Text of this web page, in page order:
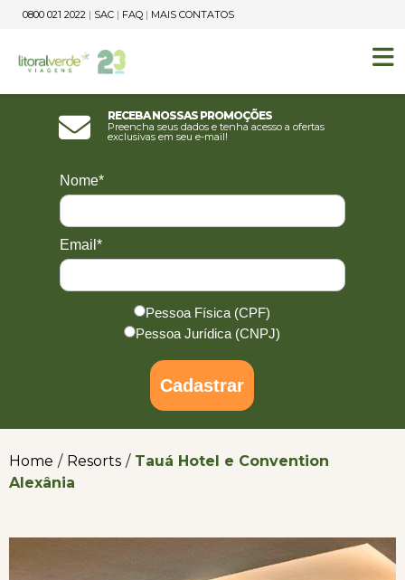
0800 021 2022 | SAC | FAQ | MAIS CONTATOS
Receba nossas promoções
Preencha seus dados e tenha acesso a ofertas
exclusivas em seu e-mail!
Nome*
Email*
Pessoa Física (CPF)
Pessoa Jurídica (CNPJ)
Cadastrar
Home / Resorts / Tauá Hotel e Convention
Alexânia